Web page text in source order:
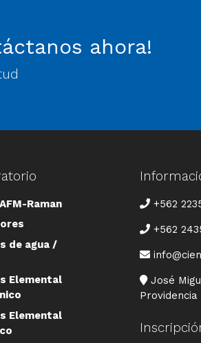
ahora!
Raman
de agua /
Elemental
Elemental
TELÉFONO
+562
+562
CORREO
DIRECCIÓN
José
Providencia